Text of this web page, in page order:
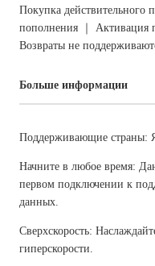
Покупка действительного
пополнения ｜ Активация
Возвраты не
Больше информации
Поддерживающие страны:
Начните в любое время:
первом подключении к
данных.
Сверхскорость:
гиперскорости.